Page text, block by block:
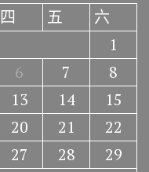
四 五
六
1
6 7
8
13 14
15
20 21
22
27 28
29